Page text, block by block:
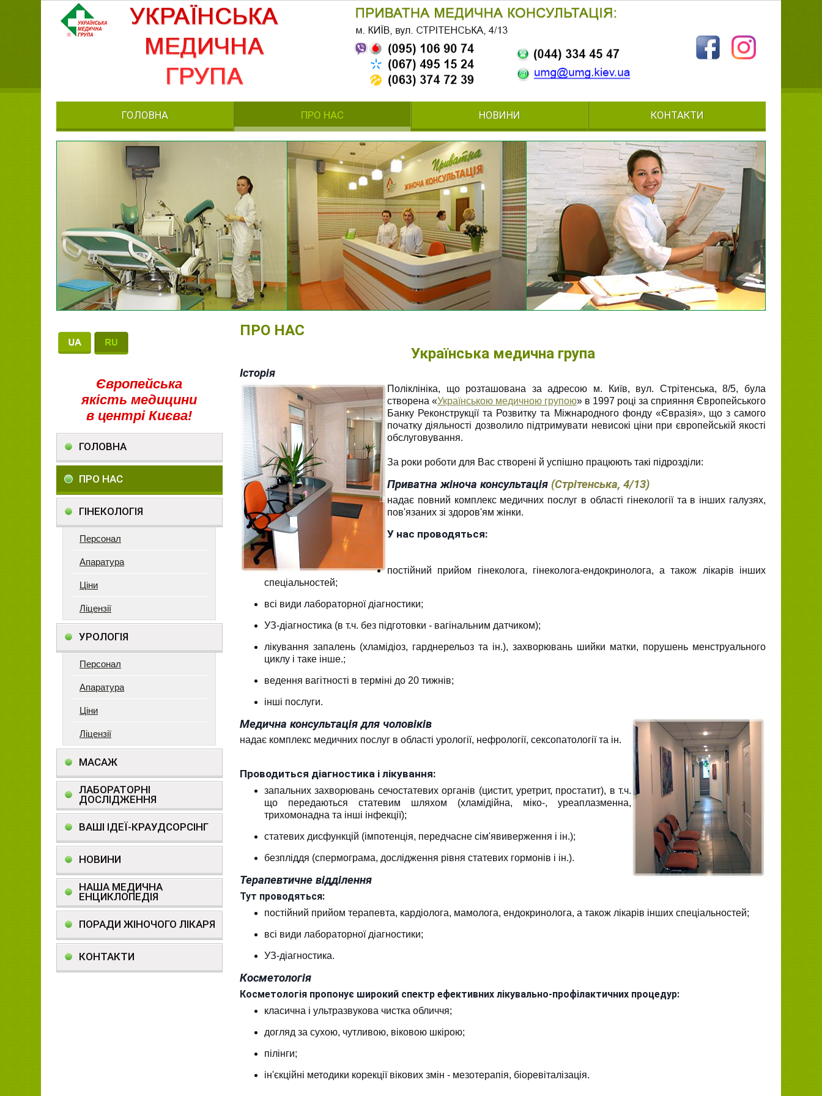
ГОЛОВНА ПРО НАС НОВИНИ КОНТАКТИ
Європейська
якість медицини
в центрі Києва!
ГОЛОВНА
ПРО НАС
ГІНЕКОЛОГІЯ
Персонал
Апаратура
Ціни
Ліцензії
УРОЛОГІЯ
Персонал
Апаратура
Ціни
Ліцензії
МАСАЖ
ЛАБОРАТОРНІ
ДОСЛІДЖЕННЯ
ВАШІ ІДЕЇ-КРАУДСОРСІНГ
НОВИНИ
НАША МЕДИЧНА
ЕНЦИКЛОПЕДІЯ
ПОРАДИ ЖІНОЧОГО ЛІКАРЯ
КОНТАКТИ
ПРО НАС
Українська медична група
Історія
Поліклініка, що розташована за адресою м. Київ, вул. Стрітенська, 8/5, була
створена «Українською медичною групою» в 1997 році за сприяння Європейського
Банку Реконструкції та Розвитку та Міжнародного фонду «Євразія», що з самого
початку діяльності дозволило підтримувати невисокі ціни при європейській якості
обслуговування.
За роки роботи для Вас створені й успішно працюють такі підрозділи:
Приватна жіноча консультація (Стрітенська, 4/13)
надає повний комплекс медичних послуг в області гінекології та в інших галузях,
пов'язаних зі здоров'ям жінки.
У нас проводяться:
постійний прийом гінеколога, гінеколога-ендокринолога, а також лікарів інших
спеціальностей;
всі види лабораторної діагностики;
УЗ-діагностика (в т.ч. без підготовки - вагінальним датчиком);
лікування запалень (хламідіоз, гарднерельоз та ін.), захворювань шийки матки, порушень менструального
циклу і таке інше.;
ведення вагітності в терміні до 20 тижнів;
інші послуги.
Медична консультація для чоловіків
надає комплекс медичних послуг в області урології, нефрології, сексопатології та ін.
Проводиться діагностика і лікування:
запальних захворювань сечостатевих органів (цистит, уретрит, простатит), в т.ч.
що передаються статевим шляхом (хламідійна, міко-, уреаплазменна,
трихомонадна та інші інфекції);
статевих дисфункцій (імпотенція, передчасне сім'явиверження і ін.);
безпліддя (спермограма, дослідження рівня статевих гормонів і ін.).
Терапевтичне відділення
Тут проводяться:
постійний прийом терапевта, кардіолога, мамолога, ендокринолога, а також лікарів інших спеціальностей;
всі види лабораторної діагностики;
УЗ-діагностика.
Косметологія
Косметологія пропонує широкий спектр ефективних лікувально-профілактичних процедур:
класична і ультразвукова чистка обличчя;
догляд за сухою, чутливою, віковою шкірою;
пілінги;
ін'єкційні методики корекції вікових змін - мезотерапія, біоревіталізація.